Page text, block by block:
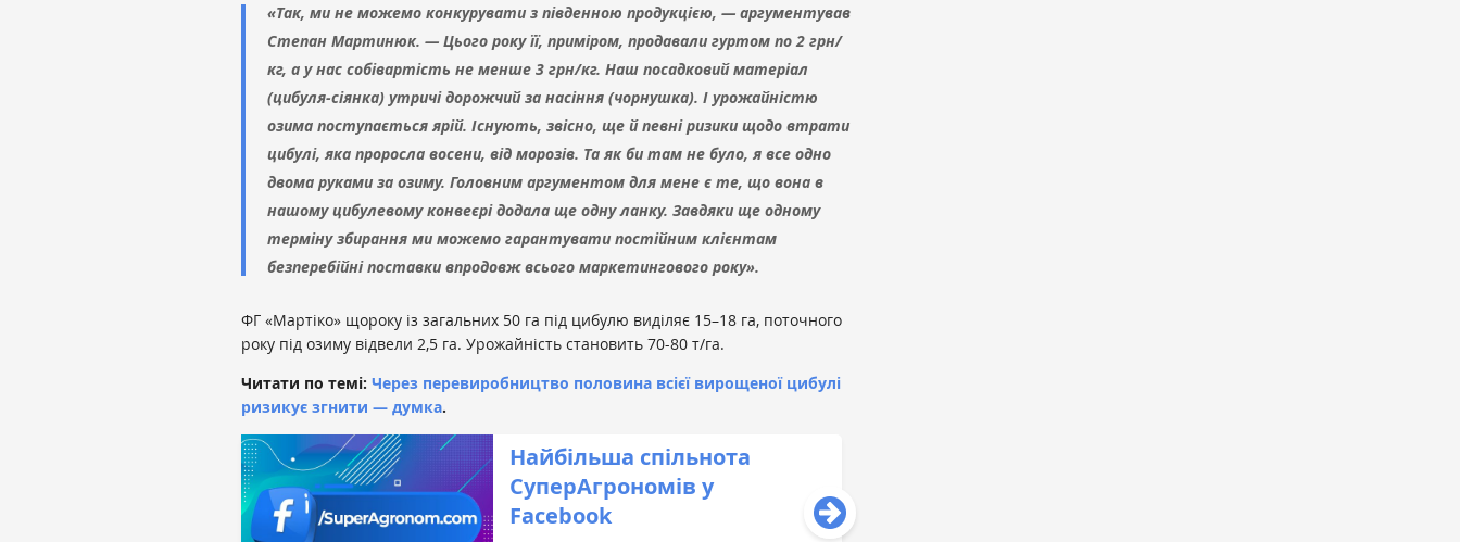
«Так, ми не можемо конкурувати з південною продукцією, — аргументував
Степан Мартинюк. — Цього року її, приміром, продавали гуртом по 2 грн/
кг, а у нас собівартість не менше 3 грн/кг. Наш посадковий матеріал
(цибуля-сіянка) утричі дорожчий за насіння (чорнушка). І урожайністю
озима поступається ярій. Існують, звісно, ще й певні ризики щодо втрати
цибулі, яка проросла восени, від морозів. Та як би там не було, я все одно
двома руками за озиму. Головним аргументом для мене є те, що вона в
нашому цибулевому конвеєрі додала ще одну ланку. Завдяки ще одному
терміну збирання ми можемо гарантувати постійним клієнтам
безперебійні поставки впродовж всього маркетингового року».
ФГ «Мартіко» щороку із загальних 50 га під цибулю виділяє 15–18 га, поточного
року під озиму відвели 2,5 га. Урожайність становить 70-80 т/га.
Читати по темі: Через перевиробництво половина всієї вирощеної цибулі
ризикує згнити — думка.
Найбільша спільнота
СуперАгрономів у
Facebook